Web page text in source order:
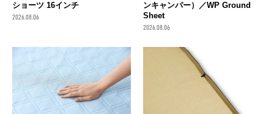
ショーツ 16インチ
2026.08.06
ンキャンパー）／WP Ground
Sheet
2026.08.06